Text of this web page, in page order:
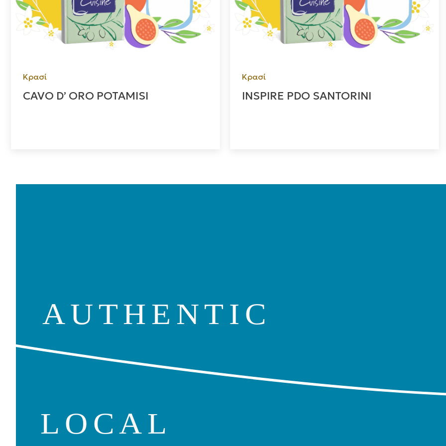
Κρασί
CAVO D’ ORO POTAMISI
Κρασί
INSPIRE PDO SANTORINI